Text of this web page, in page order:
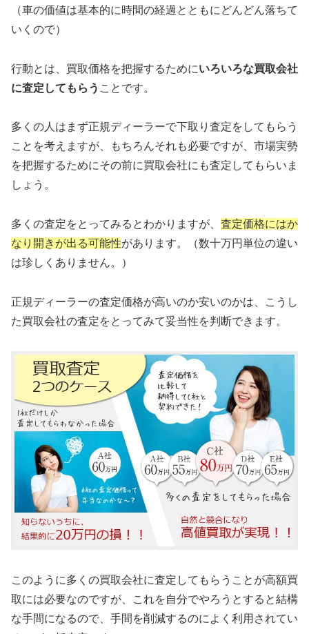
（車の価値は基本的に時間の経過とともにどんどん落ちて
いくので）
行動とは、買取価格を把握するためにいろいろな買取会社
に査定してもらう ことです。
多くの人はまず正規ディーラーで下取り査定をしてもらう
ことを考えますが、もちろんそれも必要ですが、市場実勢
を把握するためにその前に買取会社にも査定してもらいま
しょう。
多くの査定をとってみるとわかりますが、 査定価格にはか
なり開きが出る可能性があります。（数十万円単位の違い
は珍しくありません。）
正規ディーラーの査定価格が高いのか安いのかは、こうし
た買取会社の査定をとってみて妥当性を判断できます。
このように多くの買取会社に査定してもらうことが高額買
取には必要なのですが、これを自分でやろうとすると結構
な手間になるので、手間を削減するのによく利用されてい